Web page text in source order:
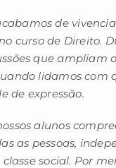
de
curso de Direito.
que ampliam
lidamos com
de expressão.
alunos
as pessoas,
social. Por